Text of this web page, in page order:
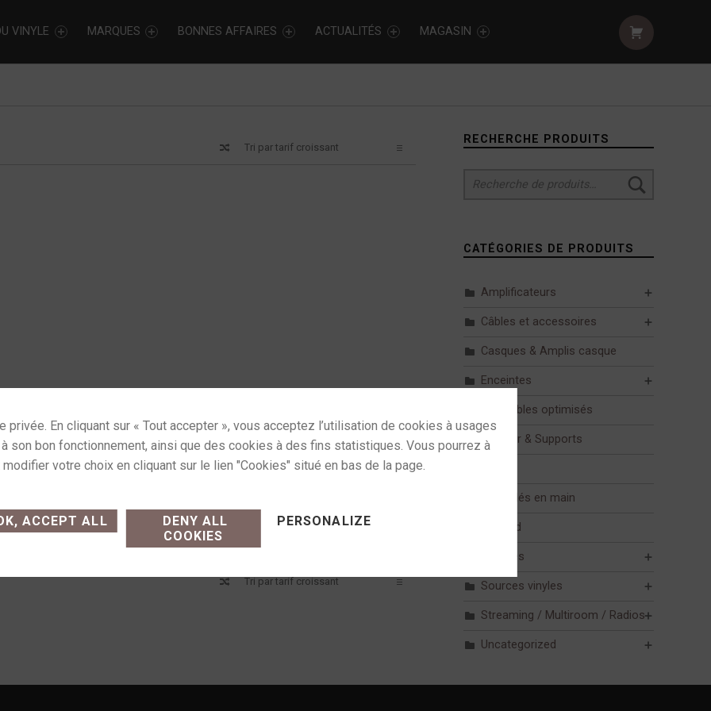
VINYLE MARQUES BONNES AFFAIRES ACTUALITÉS MAGASIN
Sidebar
RECHERCHE PRODUITS
CATÉGORIES DE PRODUITS
Amplificateurs
Câbles et accessoires
Casques & Amplis casque
Enceintes
Ensembles optimisés
Mobilier & Supports
Pack clés en main
Plafond
Sources
Sources vinyles
Streaming / Multiroom / Radios
Uncategorized
ACCEPT ALL
DENY ALL
COOKIES
PERSONALIZE